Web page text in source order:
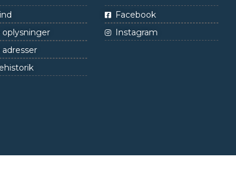
oplysninger
adresser
Facebook
Instagram